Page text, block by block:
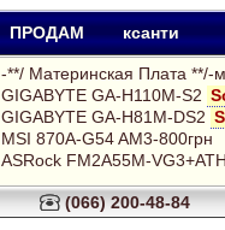
ПРОДАМ ксанти
-**/ Материнская Плата **/-
GIGABYTE GA-H110M-S2
GIGABYTE GA-H81M-DS2
MSI 870A-G54 AM3-800грн
ASRock FM2A55M-
(066) 200-48-84